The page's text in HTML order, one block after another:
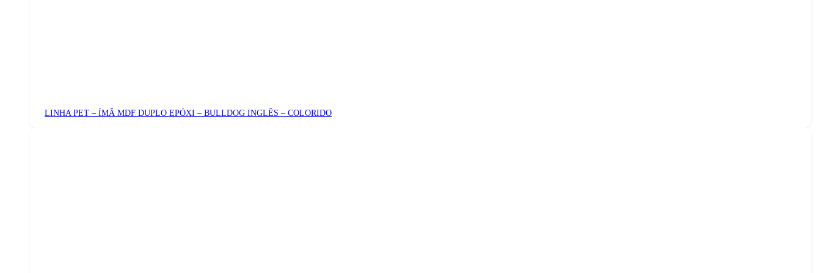
LINHA PET – ÍMÃ MDF DUPLO EPÓXI – BULLDOG INGLÊS – COLORIDO